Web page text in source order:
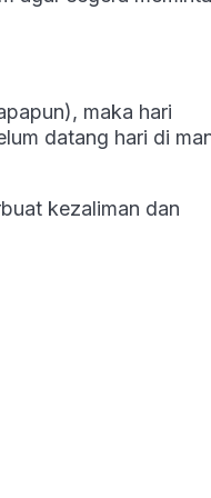
maka hari
datang hari di
kezaliman dan